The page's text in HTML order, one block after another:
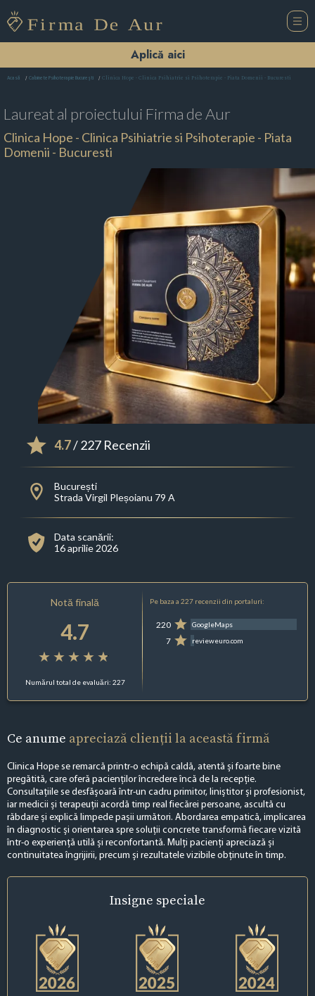
Aplică aici
Acasă Cabinete Psihoterapie Bucureşti Clinica Hope - Clinica Psihiatrie si Psihoterapie - Piata Domenii - Bucuresti
Laureat al proiectului Firma de Aur
Clinica Hope - Clinica Psihiatrie si Psihoterapie - Piata
Domenii - Bucuresti
4.7/ 227 Recenzii
București
Strada Virgil Pleșoianu 79 A
Data scanării:
16 aprilie 2026
Notă finală
4.7
Numărul total de evaluări: 227
Pe baza a 227 recenzii din portaluri:
220 GoogleMaps
7 revieweuro.com
Ce anume apreciază clienții la această firmă
Clinica Hope se remarcă printr-o echipă caldă, atentă și foarte bine
pregătită, care oferă pacienților încredere încă de la recepție.
Consultațiile se desfășoară într-un cadru primitor, liniștitor și profesionist,
iar medicii și terapeuții acordă timp real fiecărei persoane, ascultă cu
răbdare și explică limpede pașii următori. Abordarea empatică, implicarea
în diagnostic și orientarea spre soluții concrete transformă fiecare vizită
într-o experiență utilă și reconfortantă. Mulți pacienți apreciază și
continuitatea îngrijirii, precum și rezultatele vizibile obținute în timp.
Insigne speciale